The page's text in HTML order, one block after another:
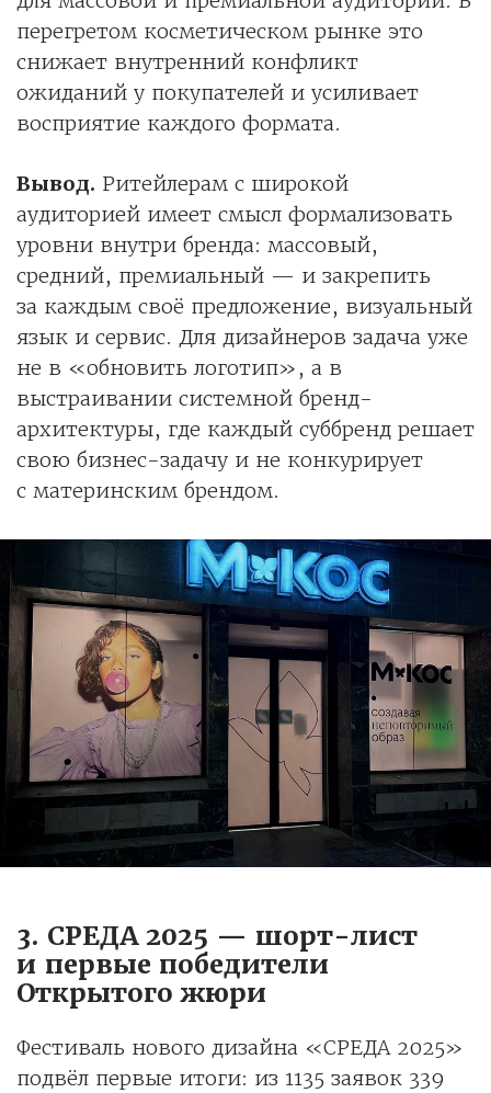
перегретом косметическом рынке это
снижает внутренний конфликт
ожиданий у покупателей и усиливает
восприятие каждого формата.
Вывод. Ритейлерам с широкой
аудиторией имеет смысл формализовать
уровни внутри бренда: массовый,
средний, премиальный — и закрепить
за каждым своё предложение, визуальный
язык и сервис. Для дизайнеров задача уже
не в «обновить логотип», а в
выстраивании системной бренд-
архитектуры, где каждый суббренд решает
свою бизнес-задачу и не конкурирует
с материнским брендом.
3. СРЕДА 2025 — шорт-лист
и первые победители
Открытого жюри
Фестиваль нового дизайна «СРЕДА 2025»
подвёл первые итоги: из 1135 заявок 339